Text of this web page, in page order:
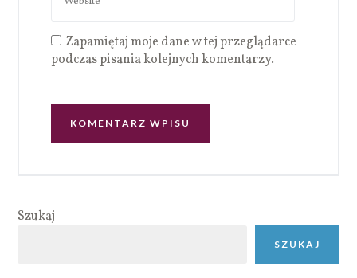
Zapamiętaj moje dane w tej przeglądarce
podczas pisania kolejnych komentarzy.
Szukaj
SZUKAJ